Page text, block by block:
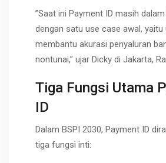
”Saat ini Payment ID masih
dengan satu use case awal, yaitu
membantu akurasi penyaluran
nontunai,” ujar Dicky di Jakarta,
Tiga Fungsi Utama
ID
Dalam BSPI 2030, Payment ID
tiga fungsi inti: